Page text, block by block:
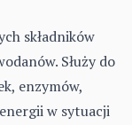
składników
Służy do
enzymów,
w sytuacji